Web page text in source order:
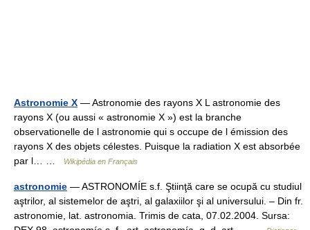
Astronomie X — Astronomie des rayons X L astronomie des
rayons X (ou aussi « astronomie X ») est la branche
observationelle de l astronomie qui s occupe de l émission des
rayons X des objets célestes. Puisque la radiation X est absorbée
par l… …
Wikipédia en Français
astronomie — ASTRONOMÍE s.f. Ştiinţă care se ocupă cu studiul
aştrilor, al sistemelor de aştri, al galaxiilor şi al universului. – Din fr.
astronomie, lat. astronomia. Trimis de cata, 07.02.2004. Sursa: